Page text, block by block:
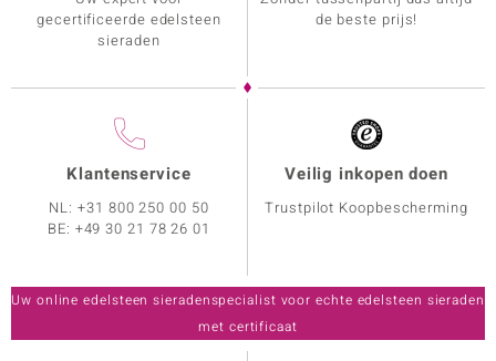
gecertificeerde edelsteen
sieraden
de beste prijs!
Klantenservice
NL:+31 800 250 00 50
BE: +49 30 21 78 26 01
Veilig inkopen doen
Trustpilot Koopbescherming
Uw online edelsteen sieradenspecialist voor echte edelsteen sieraden
met certificaat